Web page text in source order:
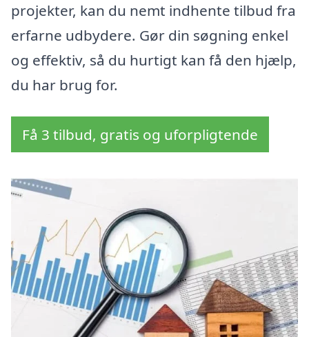
projekter, kan du nemt indhente tilbud fra
erfarne udbydere. Gør din søgning enkel
og effektiv, så du hurtigt kan få den hjælp,
du har brug for.
Få 3 tilbud, gratis og uforpligtende